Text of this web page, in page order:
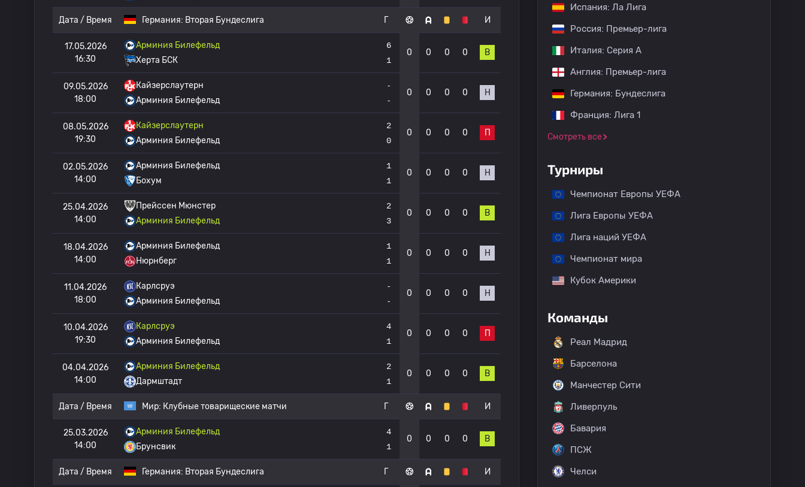
Дата / Время Германия: Вторая Бундеслига Г И
17.05.2026
16:30
Арминия Билефельд
Херта БСК
6
1
0 0 0 0 В
09.05.2026
18:00
Кайзерслаутерн
Арминия Билефельд
-
-
0 0 0 0 Н
08.05.2026
19:30
Кайзерслаутерн
Арминия Билефельд
2
0
0 0 0 0 П
02.05.2026
14:00
Арминия Билефельд
Бохум
1
1
0 0 0 0 Н
25.04.2026
14:00
Прейссен Мюнстер
Арминия Билефельд
2
3
0 0 0 0 В
18.04.2026
14:00
Арминия Билефельд
Нюрнберг
1
1
0 0 0 0 Н
11.04.2026
18:00
Карлсруэ
Арминия Билефельд
-
-
0 0 0 0 Н
10.04.2026
19:30
Карлсруэ
Арминия Билефельд
4
1
0 0 0 0 П
04.04.2026
14:00
Арминия Билефельд
Дармштадт
2
1
0 0 0 0 В
Дата / Время Мир: Клубные товарищеские матчи Г И
25.03.2026
14:00
Арминия Билефельд
Брунсвик
4
1
0 0 0 0 В
Дата / Время Германия: Вторая Бундеслига Г И
Испания: Ла Лига
Россия: Премьер-лига
Италия: Серия А
Англия: Премьер-лига
Германия: Бундеслига
Франция: Лига 1
Смотреть все
Турниры
Чемпионат Европы УЕФА
Лига Европы УЕФА
Лига наций УЕФА
Чемпионат мира
Кубок Америки
Команды
Реал Мадрид
Барселона
Манчестер Сити
Ливерпуль
Бавария
ПСЖ
Челси